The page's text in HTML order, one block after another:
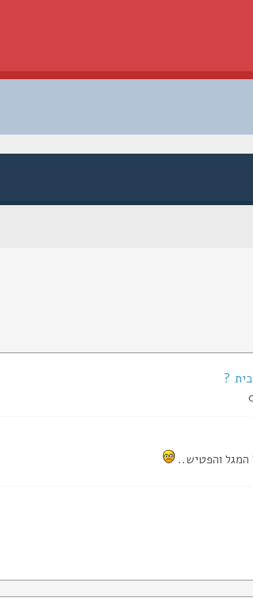
?
המגל והפטיש..